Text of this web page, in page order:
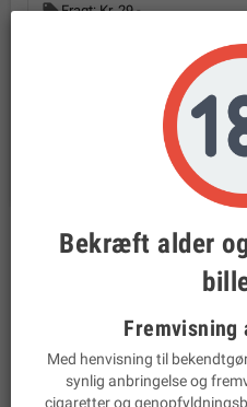
local_offerFragt: Kr. 29,-
prodamp@prodamp.dk
BESKRIVELSE
Aspire PockeX Glas
Beskrivelse
Erstatningsglas til din Aspire
den originale metal-pyrex tank
Bekræft alder
Med henvisning til
synlig anbringelse og
cigaretter og